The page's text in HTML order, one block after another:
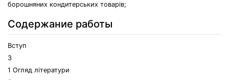
борошняних кондитерських товарів;
Содержание работы
Вступ
3
1 Огляд літератури